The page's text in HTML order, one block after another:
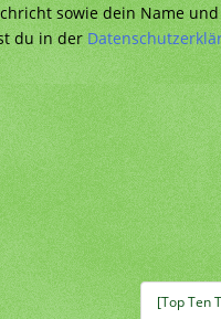
sowie dein Name
du in der
[Top Ten